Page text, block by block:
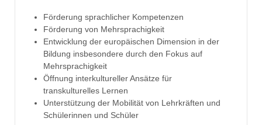
Förderung sprachlicher Kompetenzen
Förderung von Mehrsprachigkeit
Entwicklung der europäischen Dimension in der
Bildung insbesondere durch den Fokus auf
Mehrsprachigkeit
Öffnung interkultureller Ansätze für
transkulturelles Lernen
Unterstützung der Mobilität von Lehrkräften und
Schülerinnen und Schüler